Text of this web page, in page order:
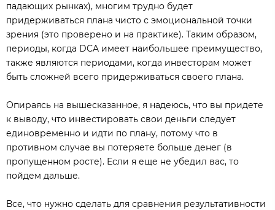
падающих рынках), многим трудно будет
придерживаться плана чисто с эмоциональной точки
зрения (это проверено и на практике). Таким образом,
периоды, когда DCA имеет наибольшее преимущество,
также являются периодами, когда инвесторам может
быть сложней всего придерживаться своего плана.
Опираясь на вышесказанное, я надеюсь, что вы придете
к выводу, что инвестировать свои деньги следует
единовременно и идти по плану, потому что в
противном случае вы потеряете больше денег (в
пропущенном росте). Если я еще не убедил вас, то
пойдем дальше.
Все, что нужно сделать для сравнения результативности